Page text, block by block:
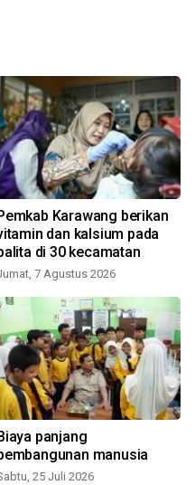
Karawang berikan
dan kalsium pada
di 30 kecamatan
7 Agustus 2026
panjang
manusia
25 Juli 2026